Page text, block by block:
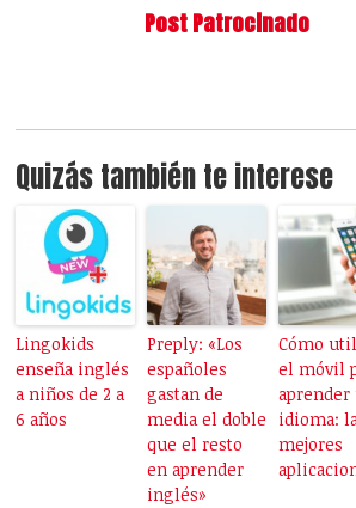
Post Patrocinado
Quizás también te interese
Lingokids
enseña inglés
a niños de 2 a
6 años
Preply: «Los
españoles
gastan de
media el doble
que el resto
en aprender
inglés»
Cómo
el móvil
aprender
idioma:
mejores